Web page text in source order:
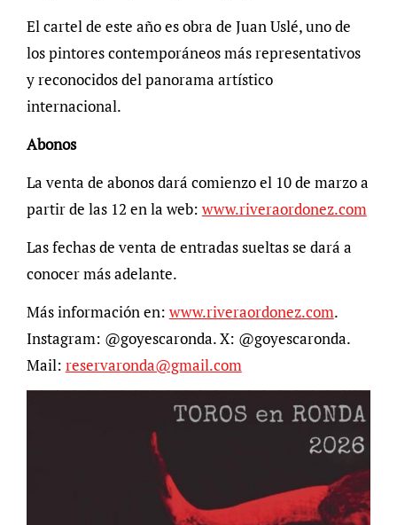
El cartel de este año es obra de Juan Uslé, uno de
los pintores contemporáneos más representativos
y reconocidos del panorama artístico
internacional.
Abonos
La venta de abonos dará comienzo el 10 de marzo a
partir de las 12 en la web: www.riveraordonez.com
Las fechas de venta de entradas sueltas se dará a
conocer más adelante.
Más información en: www.riveraordonez.com.
Instagram: @goyescaronda. X: @goyescaronda.
Mail: reservaronda@gmail.com